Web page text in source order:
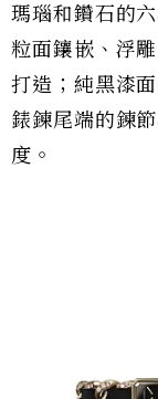
瑪瑙和鑽石的
粒面鑲嵌、浮
打造；純黑漆
錶鍊尾端的鍊
度。